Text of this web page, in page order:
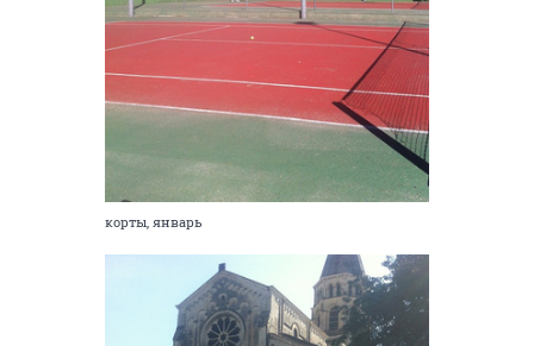
корты, январь